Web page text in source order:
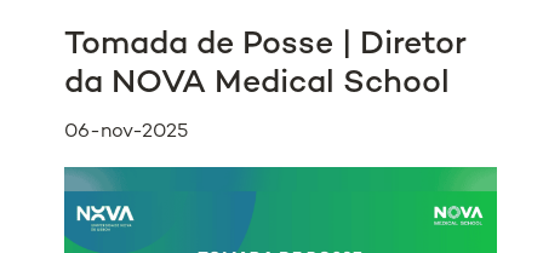
Tomada de Posse | Diretor
da NOVA Medical School
06-nov-2025